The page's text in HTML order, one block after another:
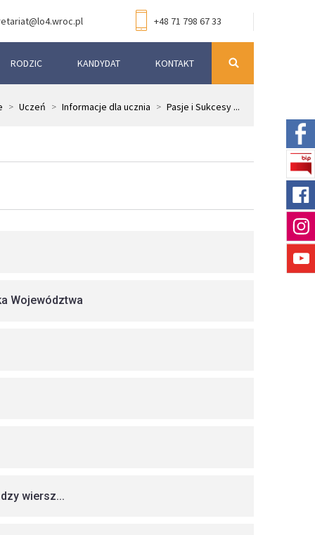
+48 71 798 67 33
RODZIC KANDYDAT KONTAKT
> Uczeń > Informacje dla ucznia > Pasje i Sukcesy ...
Województwa
wiersz...